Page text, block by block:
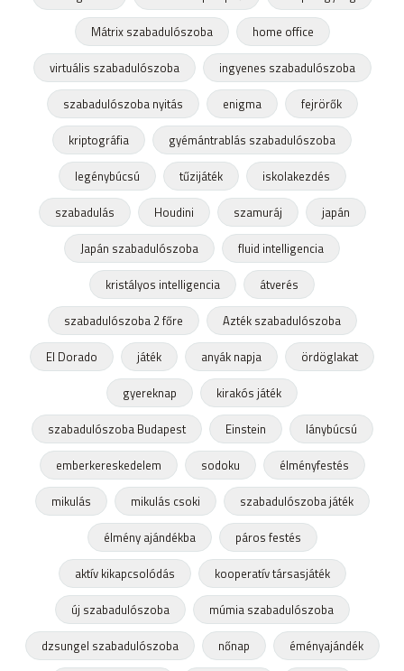
Mátrix szabadulószoba
home office
virtuális szabadulószoba
ingyenes szabadulószoba
szabadulószoba nyitás
enigma
fejrörők
kriptográfia
gyémántrablás szabadulószoba
legénybúcsú
tűzijáték
iskolakezdés
szabadulás
Houdini szamuráj
japán
Japán szabadulószoba
fluid intelligencia
kristályos intelligencia
átverés
szabadulószoba 2 főre
Azték szabadulószoba
El Dorado
játék anyák napja
ördöglakat
gyereknap
kirakós játék
szabadulószoba Budapest
Einstein
lánybúcsú
emberkereskedelem
sodoku
élményfestés
mikulás
mikulás csoki
szabadulószoba játék
élmény ajándékba
páros festés
aktív kikapcsolódás
kooperatív társasjáték
új szabadulószoba
múmia szabadulószoba
dzsungel szabadulószoba
nőnap
éményajándék